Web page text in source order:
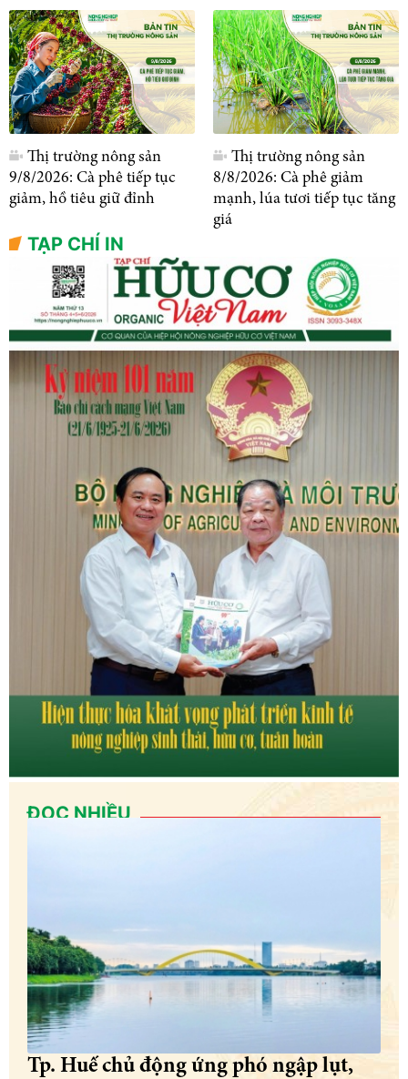
Thị trường nông sản
9/8/2026: Cà phê tiếp tục
giảm, hồ tiêu giữ đỉnh
Thị trường nông sản
8/8/2026: Cà phê giảm
mạnh, lúa tươi tiếp tục tăng
giá
TẠP CHÍ IN
ĐỌC NHIỀU
Tp. Huế chủ động ứng phó ngập lụt,